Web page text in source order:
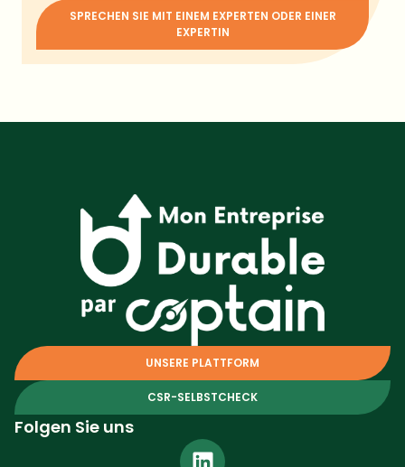
SPRECHEN SIE MIT EINEM EXPERTEN ODER EINER
EXPERTIN
UNSERE PLATTFORM
CSR-SELBSTCHECK
Folgen Sie uns